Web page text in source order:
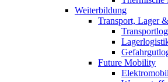
Weiterbildung
Transport, Lager
Future Mobility